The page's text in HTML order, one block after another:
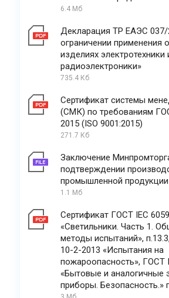
6.4 Мб
Декларация ТР ЕАЭС 037/
ограничении применения
изделиях электротехники
радиоэлектроники»
735.4 Кб
Сертификат системы
(СМК) по требованиям
2015 (ISO 9001:2015)
271.7 Кб
Заключение
подтверждении
промышленной
1.1 Мб
Сертификат ГОСТ IEC
«Светильники. Часть 1.
методы испытаний»,
10-2-2013 «Испытания на
пожароопасность», ГОСТ
«Бытовые и аналогичные
приборы. Безопасность.»